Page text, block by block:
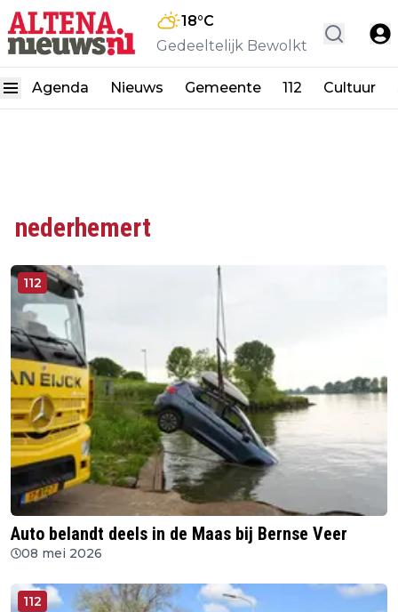
18°C
Gedeeltelijk Bewolkt
Agenda Nieuws Gemeente 112 Cultuur
nederhemert
112
Auto belandt deels in de Maas bij Bernse Veer
08 mei 2026
112